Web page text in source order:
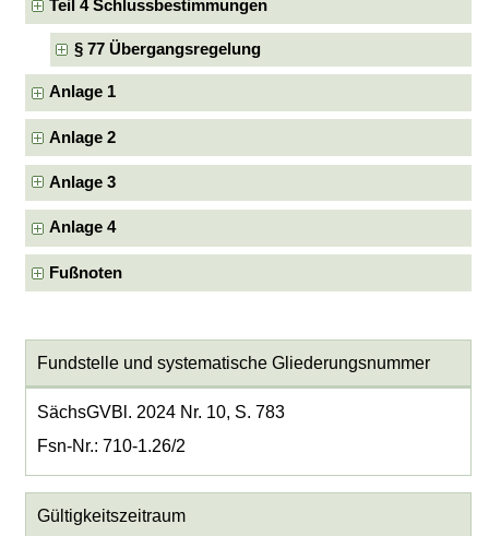
Teil 4 Schlussbestimmungen
§ 77 Übergangsregelung
Anlage 1
Anlage 2
Anlage 3
Anlage 4
Fußnoten
Fundstelle und systematische Gliederungsnummer
SächsGVBl. 2024 Nr. 10, S. 783
Fsn-Nr.: 710-1.26/2
Gültigkeitszeitraum